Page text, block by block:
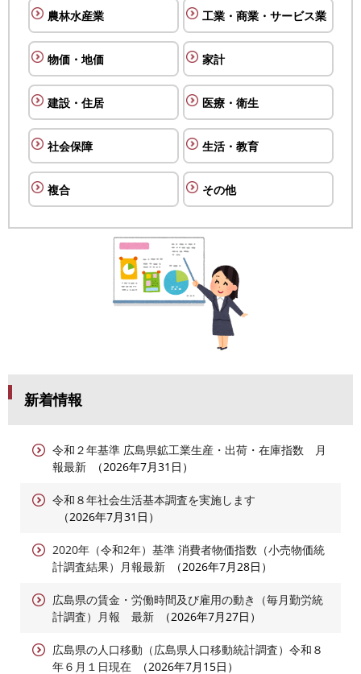
農林水産業 工業・商業・サービス業
物価・地価 家計
建設・住居 医療・衛生
社会保障 生活・教育
複合 その他
新着情報
令和２年基準 広島県鉱工業生産・出荷・在庫指数 月
報最新
2026年7月31日
令和８年社会生活基本調査を実施します
2026年7月31日
2020年（令和2年）基準 消費者物価指数（小売物価統
計調査結果）月報最新
2026年7月28日
広島県の賃金・労働時間及び雇用の動き（毎月勤労統
計調査）月報 最新
2026年7月27日
広島県の人口移動（広島県人口移動統計調査）令和８
年６月１日現在
2026年7月15日